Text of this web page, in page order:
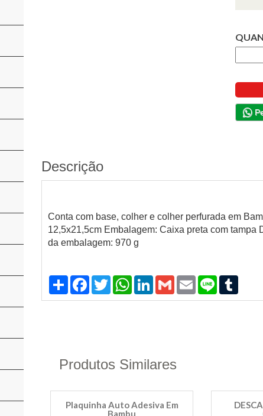
Descrição
Conta com base, colher e colher perfurada em
12,5x21,5cm Embalagem: Caixa preta com
da embalagem: 970 g
Compartilhar
Facebook
TwitterWhatsApp
LinkedIn
GmailEmailLine
Produtos Similares
Plaquinha Auto Adesiva Em
Bambu